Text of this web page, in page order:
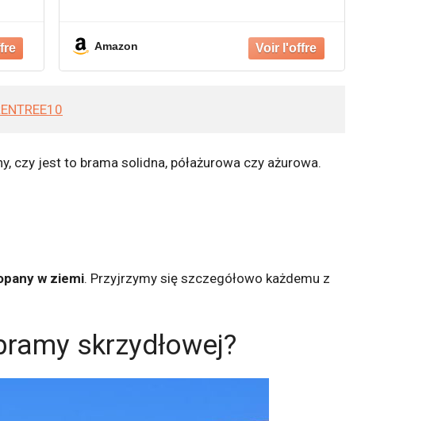
Amazon
czy jest to brama solidna, półażurowa czy ażurowa.
w ziemi. Przyjrzymy się szczegółowo każdemu z
skrzydłowej?